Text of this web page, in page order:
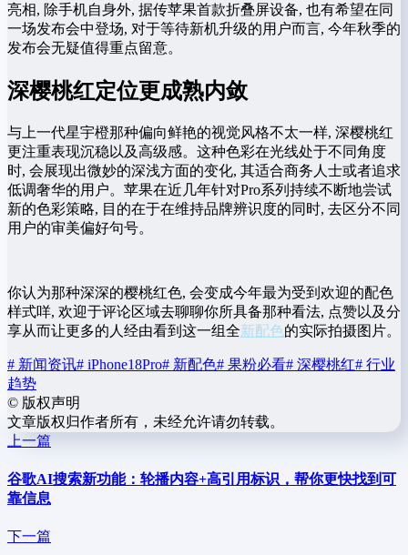
亮相, 除手机自身外, 据传苹果首款折叠屏设备, 也有希望在同
一场发布会中登场, 对于等待新机升级的用户而言, 今年秋季的
发布会无疑值得重点留意。
深樱桃红定位更成熟内敛
与上一代星宇橙那种偏向鲜艳的视觉风格不太一样, 深樱桃红
更注重表现沉稳以及高级感。这种色彩在光线处于不同角度
时, 会展现出微妙的深浅方面的变化, 其适合商务人士或者追求
低调奢华的用户。苹果在近几年针对Pro系列持续不断地尝试
新的色彩策略, 目的在于在维持品牌辨识度的同时, 去区分不同
用户的审美偏好句号。
你认为那种深深的樱桃红色, 会变成今年最为受到欢迎的配色
样式咩, 欢迎于评论区域去聊聊你所具备那种看法, 点赞以及分
享从而让更多的人经由看到这一组全新配色的实际拍摄图片。
# 新闻资讯# iPhone18Pro# 新配色# 果粉必看# 深樱桃红# 行业
趋势
© 版权声明
文章版权归作者所有，未经允许请勿转载。
上一篇
谷歌AI搜索新功能：轮播内容+高引用标识，帮你更快找到可
靠信息
下一篇